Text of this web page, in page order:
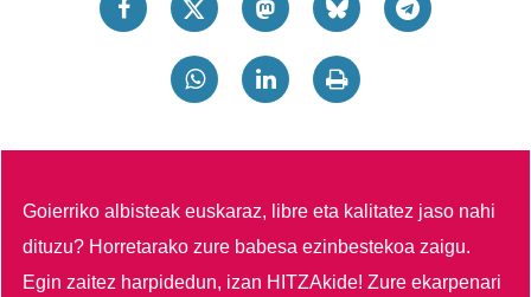
Goierriko albisteak euskaraz, libre eta kalitatez jaso nahi
dituzu? Horretarako zure babesa ezinbestekoa zaigu.
Egin zaitez harpidedun, izan HITZAkide!Zure ekarpenari